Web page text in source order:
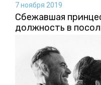
7 ноября 2019
Сбежавшая
должность в